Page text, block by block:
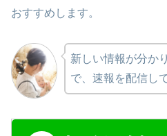
おすすめします。
新しい情報が分か
で、速報を配信し